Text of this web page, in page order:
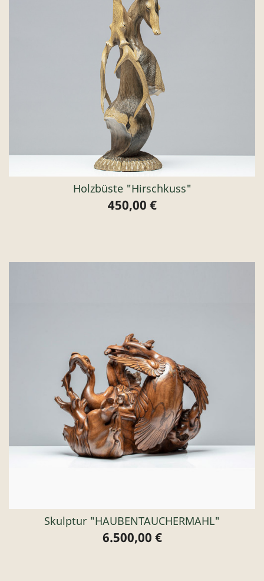
Holzbüste "Hirschkuss"
Preis
450,00 €
Skulptur "HAUBENTAUCHERMAHL"
Preis
6.500,00 €